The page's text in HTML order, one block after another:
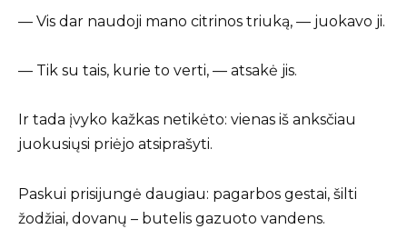
— Vis dar naudoji mano citrinos triuką, — juokavo ji.
— Tik su tais, kurie to verti, — atsakė jis.
Ir tada įvyko kažkas netikėto: vienas iš anksčiau
juokusiųsi priėjo atsiprašyti.
Paskui prisijungė daugiau: pagarbos gestai, šilti
žodžiai, dovanų – butelis gazuoto vandens.